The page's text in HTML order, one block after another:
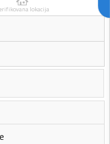
lokacija